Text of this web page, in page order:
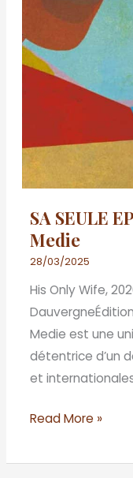
SA SEULE
Medie
28/03/2025
His Only Wife,
Medie est une
détentrice d’un
et
Read More »